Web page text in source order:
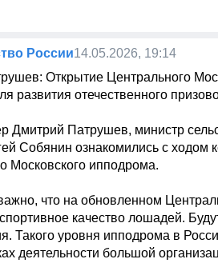
России14.05.2026, 19:14
Открытие Центрального
развития отечественного
Дмитрий Патрушев, министр
Собянин ознакомились с ходом
Московского ипподрома.
что на обновленном
качество лошадей.
Такого уровня ипподрома в
деятельности большой